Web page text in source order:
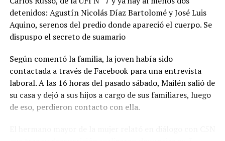
detenidos: Agustín Nicolás Díaz Bartolomé y José Luis
Aquino, serenos del predio donde apareció el cuerpo. Se
dispuspo el secreto de suamario
Según comentó la familia, la joven había sido
contactada a través de Facebook para una entrevista
laboral. A las 16 horas del pasado sábado, Mailén salió de
su casa y dejó a sus hijos a cargo de sus familiares, luego
de eso, perdieron contacto con ella.